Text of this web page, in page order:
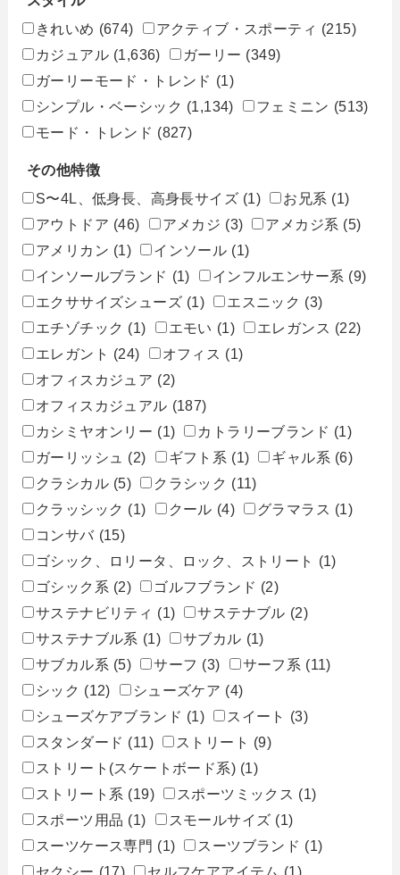
きれいめ (674) アクティブ・スポーティ (215)
カジュアル (1,636) ガーリー (349)
ガーリーモード・トレンド (1)
シンプル・ベーシック (1,134) フェミニン (513)
モード・トレンド (827)
その他特徴
S〜4L、低身長、高身長サイズ (1) お兄系 (1)
アウトドア (46) アメカジ (3) アメカジ系 (5)
アメリカン (1) インソール (1)
インソールブランド (1) インフルエンサー系 (9)
エクササイズシューズ (1) エスニック (3)
エチゾチック (1) エモい (1) エレガンス (22)
エレガント (24) オフィス (1)
オフィスカジュア (2)
オフィスカジュアル (187)
カシミヤオンリー (1) カトラリーブランド (1)
ガーリッシュ
(2) ギフト系 (1) ギャル系 (6)
クラシカル (5) クラシック (11)
クラッシック (1) クール (4) グラマラス (1)
コンサバ (15)
ゴシック、ロリータ、ロック、ストリート
(1)
ゴシック系 (2) ゴルフブランド (2)
サステナビリティ (1) サステナブル (2)
サステナブル系 (1) サブカル (1)
サブカル系 (5) サーフ (3) サーフ系 (11)
シック (12) シューズケア (4)
シューズケアブランド (1) スイート
(3)
スタンダード (11) ストリート (9)
ストリート(スケートボード系) (1)
ストリート系 (19) スポーツミックス (1)
スポーツ用品 (1) スモールサイズ (1)
スーツケース専門 (1) スーツブランド (1)
セクシー (17) セルフケアアイテム (1)